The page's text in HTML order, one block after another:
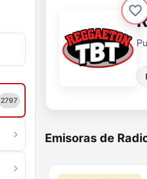
2797
Emisoras de